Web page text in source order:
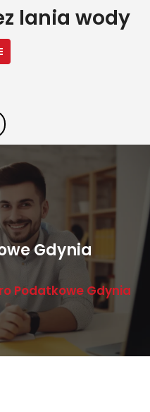
lania wody
Gdynia
Podatkowe Gdynia